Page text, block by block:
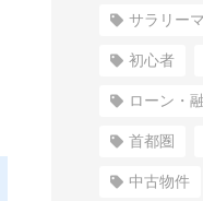
サラリー
初心者
ローン・
首都圏
中古物件